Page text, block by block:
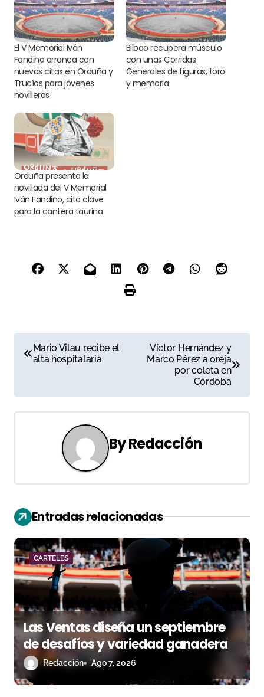
El V Memorial Iván
Fandiño arranca con
nuevas citas en Orduña y
Trucíos para jóvenes
novilleros
Bilbao recupera músculo
con unas Corridas
Generales de figuras, toro
y memoria
Orduña presenta la
novillada del V Memorial
Iván Fandiño, cita clave
para la cantera taurina
N
v
e
c
i
ó
n
d
e
e
n
t
Mario Vilau recibe el
alta hospitalaria
Víctor Hernández y
Marco Pérez a oreja
por coleta en
Córdoba
ByRedacción
Entradas relacionadas
CARTELES
Las Ventas diseña un septiembre
de desafíos y variedad ganadera
Redacción Ago 7, 2026